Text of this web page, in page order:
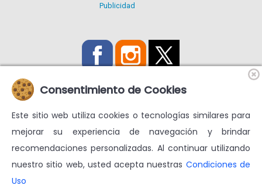
Publicidad
Utilizamos Cookies propias y de terceros para mejorar nuestros
servicios y mostrarte publicidad relacionada con tus
preferencias.
Más información enCondiciones de uso
Consentimiento de Cookies
Este sitio web utiliza cookies o tecnologías similares para
mejorar su experiencia de navegación y brindar
recomendaciones personalizadas. Al continuar utilizando
nuestro sitio web, usted acepta nuestras Condiciones de
Uso